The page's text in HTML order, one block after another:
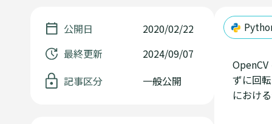
公開日
2020/02/22
最終更新
2024/09/07
記事区分
一般公開
ずに回
におけ